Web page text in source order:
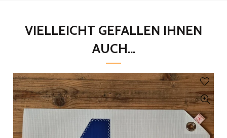
VIELLEICHT GEFALLEN IHNEN
AUCH...